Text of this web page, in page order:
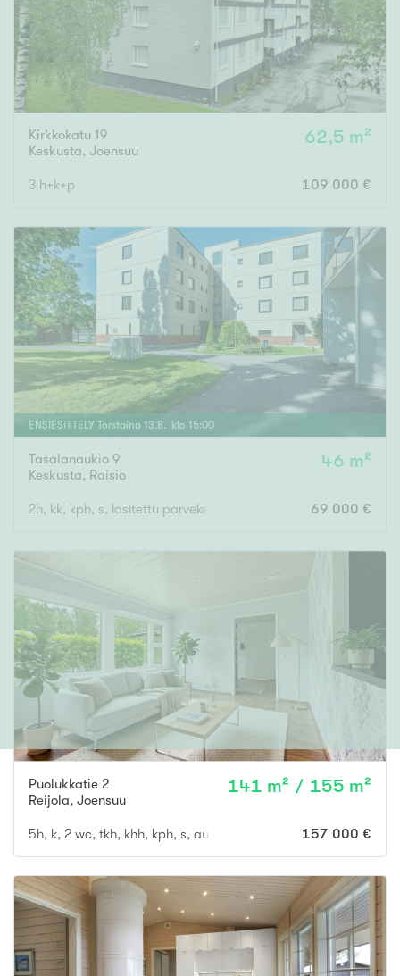
Kirkkokatu 19
Keskusta, Joensuu
62,5 m²
3 h+k+p 109 000 €
ENSIESITTELY Torstaina 13.8. klo 15:00
Tasalanaukio 9
Keskusta, Raisio
46 m²
2h, kk, kph, s, lasitettu parveke 69 000 €
Puolukkatie 2
Reijola, Joensuu
141 m² / 155 m²
5h, k, 2 wc, tkh, khh, kph, s, autokatos kahdelle autolle
157 000 €